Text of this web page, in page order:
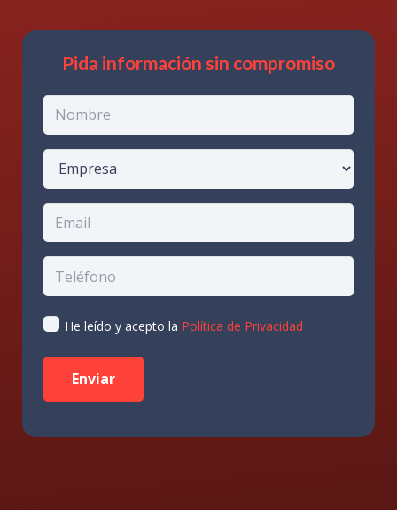
Pida información sin compromiso
He leído y acepto la Política de Privacidad